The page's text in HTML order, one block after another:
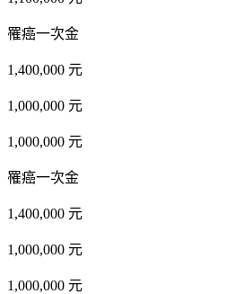
罹癌一次金
1,400,000 元
1,000,000 元
1,000,000 元
罹癌一次金
1,400,000 元
1,000,000 元
1,000,000 元